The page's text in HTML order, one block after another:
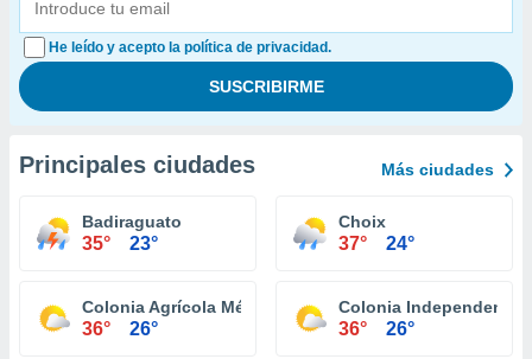
He leído y acepto la política de privacidad.
Principales ciudades Más ciudades
Badiraguato
35° 23°
Choix
37° 24°
Colonia Agrícola México (Palmitas)
36° 26°
Colonia
36° 26°